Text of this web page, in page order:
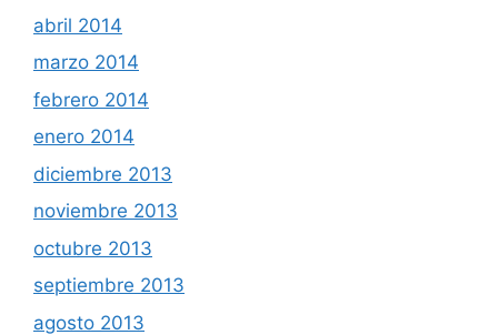
abril 2014
marzo 2014
febrero 2014
enero 2014
diciembre 2013
noviembre 2013
octubre 2013
septiembre 2013
agosto 2013